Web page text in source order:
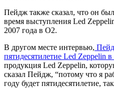
Пейдж также сказал, что он
время выступления Led
2007 года в O2.
В другом месте интервью,
пятидесятилетие Led Zeppelin в
продукция Led Zeppelin,
сказал Пейдж, “потому что я
году будет пятидесятилетие,